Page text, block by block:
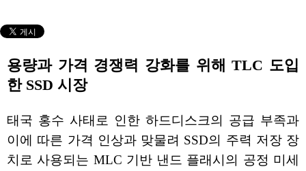
용량과 가격 경쟁력 강화를 위해 TLC 도입
한 SSD 시장
태국 홍수 사태로 인한 하드디스크의 공급 부족과
이에 따른 가격 인상과 맞물려 SSD의 주력 저장 장
치로 사용되는 MLC 기반 낸드 플래시의 공정 미세